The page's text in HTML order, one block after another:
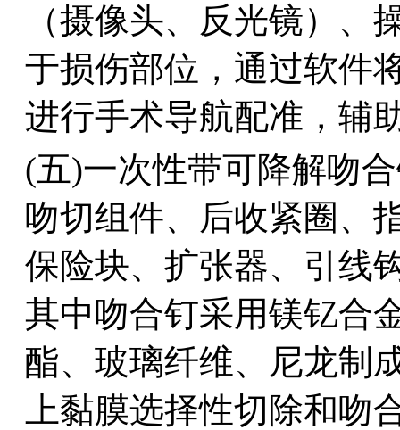
（摄像头、反光镜）
于损伤部位，通过软件
进行手术导航配准，辅
(五)一次性带可降解吻
吻切组件、后收紧圈、
保险块、扩张器、引线
其中吻合钉采用镁钇合
酯、玻璃纤维、尼龙制
上黏膜选择性切除和